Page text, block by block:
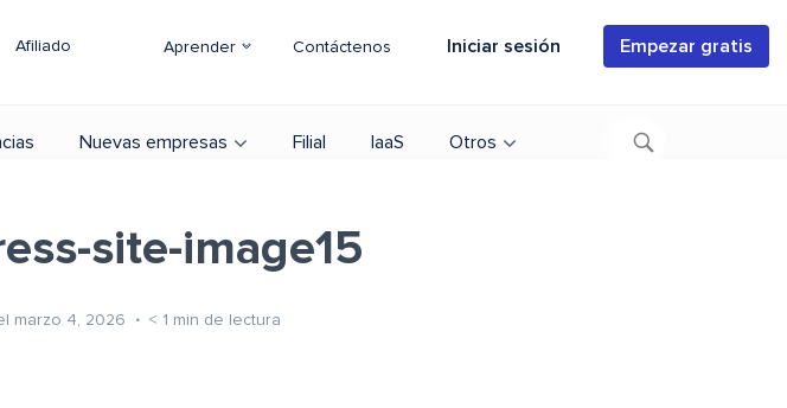
Afiliado Aprender Contáctenos Iniciar sesión Empezar gratis
Nuevas empresas Filial IaaS Otros
site-image15
marzo 4, 2026 < 1 min de lectura